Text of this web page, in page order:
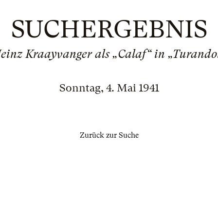
SUCHERGEBNIS
Kraayvanger als „Calaf“ in
Sonntag, 4. Mai 1941
Zurück zur Suche